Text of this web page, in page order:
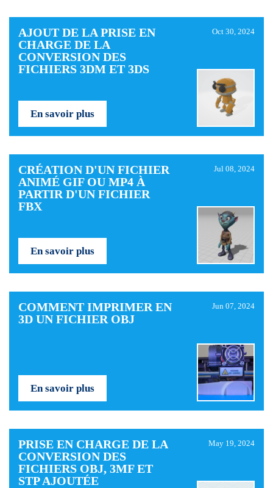
AJOUT DE LA PRISE EN
CHARGE DE LA
CONVERSION DES
FICHIERS 3DM ET 3DS
Oct 30, 2024
En savoir plus
CRÉATION D'UN FICHIER
ANIMÉ GIF OU MP4 À
PARTIR D'UN FICHIER
FBX
Jul 08, 2024
En savoir plus
COMMENT IMPRIMER EN
3D UN FICHIER OBJ
Jun 07, 2024
En savoir plus
PRISE EN CHARGE DE LA
CONVERSION DES
FICHIERS OBJ, 3MF ET
STP AJOUTÉE
May 19, 2024